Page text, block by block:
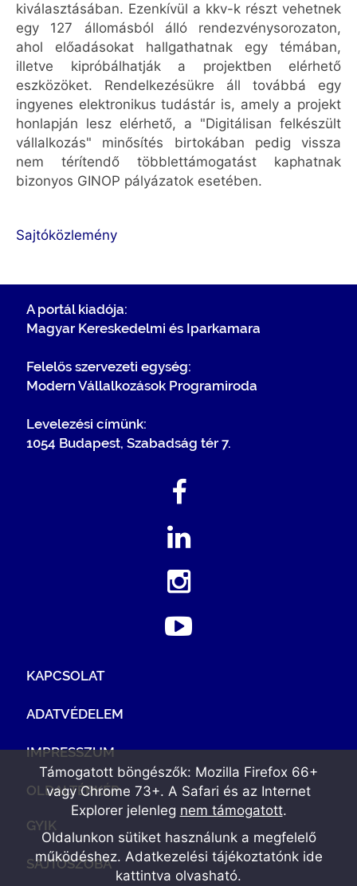
kiválasztásában. Ezenkívül a kkv-k részt vehetnek
egy 127 állomásból álló rendezvénysorozaton,
ahol előadásokat hallgathatnak egy témában,
illetve kipróbálhatják a projektben elérhető
eszközöket. Rendelkezésükre áll továbbá egy
ingyenes elektronikus tudástár is, amely a projekt
honlapján lesz elérhető, a "Digitálisan felkészült
vállalkozás" minősítés birtokában pedig vissza
nem térítendő többlettámogatást kaphatnak
bizonyos GINOP pályázatok esetében.
Sajtóközlemény
A portál kiadója:
Magyar Kereskedelmi és Iparkamara
Felelős szervezeti egység:
Modern Vállalkozások Programiroda
Levelezési címünk:
1054 Budapest, Szabadság tér 7.
KAPCSOLAT
ADATVÉDELEM
IMPRESSZUM
OLDALTÉRKÉP
GYIK
SAJTÓSZOBA
Támogatott böngészők: Mozilla Firefox 66+
vagy Chrome 73+. A Safari és az Internet
Explorer jelenleg nem támogatott.
Oldalunkon sütiket használunk a megfelelő
működéshez. Adatkezelési tájékoztatónk ide
kattintva olvasható.